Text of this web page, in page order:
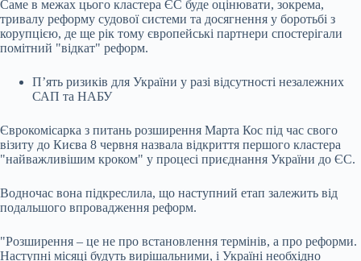
Саме в межах цього кластера ЄС буде оцінювати, зокрема,
тривалу реформу судової системи та досягнення у боротьбі з
корупцією, де ще рік тому європейські партнери спостерігали
помітний "відкат" реформ.
П’ять ризиків для України у разі відсутності незалежних
САП та НАБУ
Єврокомісарка з питань розширення Марта Кос під час свого
візиту до Києва 8 червня назвала відкриття першого кластера
"найважливішим кроком" у процесі приєднання України до ЄС.
Водночас вона підкреслила, що наступний етап залежить від
подальшого впровадження реформ.
"Розширення – це не про встановлення термінів, а про реформи.
Наступні місяці будуть вирішальними, і Україні необхідно